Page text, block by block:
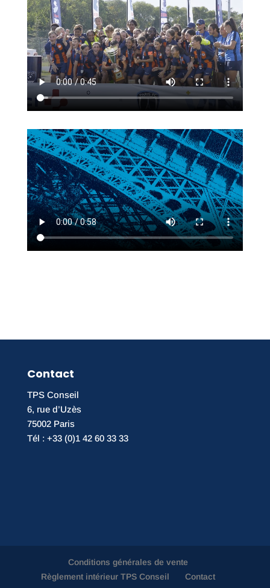
Contact
TPS Conseil
6, rue d’Uzès
75002 Paris
Tél : +33 (0)1 42 60 33 33
Conditions générales de vente
Règlement intérieur TPS Conseil
Contact